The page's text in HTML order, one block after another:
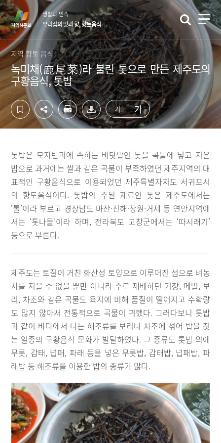
컨
텐
츠
영
역
바
로
가
하
단
영
역
바
로
가
기
생활과 민속
우리집의 맛과 향, 향토음식
지역 향토 음식
녹미채(鹿尾菜)라 불린 톳으로 만든 제주도의
구황음식, 톳밥
가 가
톳밥은 모자반과에 속하는 바닷말인 톳을 곡물에 넣고 지은
밥으로 과거에는 쌀과 같은 곡물이 부족하였던 제주지역의 대
표적인 구황음식으로 이용되었던 제주특별자치도 서귀포시
의 향토음식이다. 톳밥의 주된 재료인 톳은 제주도에서는
‘톨’이라 부르고 경상남도 마산·진해·창원·거제 등 연안지역에
서는 ‘톳나물’이라 하며, 전라북도 고창군에서는 ‘따시래기’
등으로 부른다.
제주도는 토질이 거친 화산성 토양으로 이루어진 섬으로 벼농
사를 지을 수 없을 뿐만 아니라 주로 재배하던 기장, 메밀, 보
리, 차조와 같은 곡물도 육지에 비해 품질이 떨어지고 수확량
도 많지 않아서 전통적으로 곡물이 귀했다. 그러다보니 톳밥
과 같이 바다에서 나는 해조류를 보리나 차조에 섞어 밥을 짓
는 일종의 구황음식 문화가 발달하였다. 그 종류도 톳밥 외에
무릇, 감태, 넙패, 파래 등을 넣은 무릇밥, 감태밥, 넙패밥, 파
래밥 등 해조류를 이용한 밥의 종류가 많다.